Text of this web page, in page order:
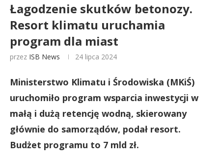
Łagodzenie skutków betonozy.
Resort klimatu uruchamia
program dla miast
przez ISB News 24 lipca 2024
Ministerstwo Klimatu i Środowiska (MKiŚ)
uruchomiło program wsparcia inwestycji w
małą i dużą retencję wodną, skierowany
głównie do samorządów, podał resort.
Budżet programu to 7 mld zł.